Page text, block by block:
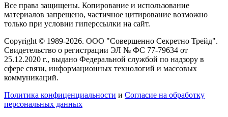
Все права защищены. Копирование и использование
материалов запрещено, частичное цитирование возможно
только при условии гиперссылки на сайт.
Copyright © 1989-2026. ООО "Совершенно Секретно Трейд".
Свидетельство о регистрации ЭЛ № ФС 77-79634 от
25.12.2020 г., выдано Федеральной службой по надзору в
сфере связи, информационных технологий и массовых
коммуникаций.
Политика конфиценциальности и Согласие на обработку
персональных данных